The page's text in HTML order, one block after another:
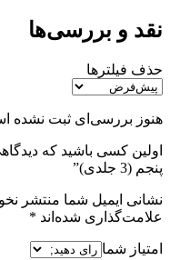
نقد و بررسی‌ها
حذف فیلترها
هنوز بررسی‌ای ثبت نشده
اولین کسی باشید که
پنجم (3 جلدی)”
نشانی ایمیل شما منتشر
علامت‌گذاری شده‌اند *
امتیاز شما